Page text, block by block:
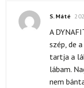
S. Máté
A
szép, de
tartja a
lábam.
nem